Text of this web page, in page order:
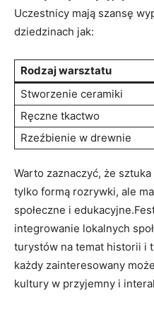
Uczestnicy mają szansę‍
⁢dziedzinach jak:
Rodzaj warsztatu
Stworzenie⁤ ceramiki
Ręczne tkactwo
Rzeźbienie ⁣w drewnie
Warto⁣ zaznaczyć, że‍
tylko formą rozrywki, ale
społeczne i
integrowanie lokalnych
turystów na temat ​historii i
każdy ⁤zainteresowany
kultury w przyjemny i⁤